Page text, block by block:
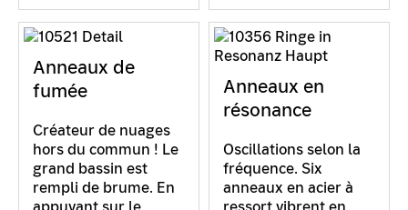
Anneaux de
fumée
Créateur de nuages
hors du commun ! Le
grand bassin est
rempli de brume. En
Anneaux en
résonance
Oscillations selon la
fréquence. Six
anneaux en acier à